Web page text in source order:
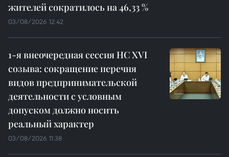
жителей сократилось на 46,33 %
03/08/2026 12:42
1-я внеочередная сессия НС XVI
созыва: сокращение перечня
видов предпринимательской
деятельности с условным
допуском должно носить
реальный характер
03/08/2026 11:38